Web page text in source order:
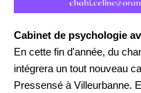
Cabinet de psychologie
En cette fin d'année, du
intégrera un tout nouveau
Pressensé à Villeurbanne.